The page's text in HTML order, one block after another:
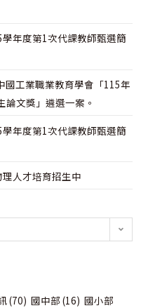
年度第1次代課教師甄選簡
國工業職業教育學會「115年
文獎」遴選一案。
年度第1次代課教師甄選簡
人才培育招生中
(70) 國中部 (16) 國小部